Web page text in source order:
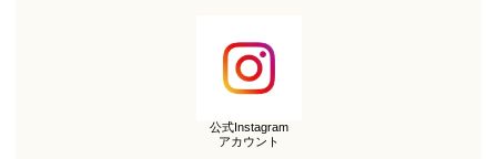
公式Instagram
アカウント